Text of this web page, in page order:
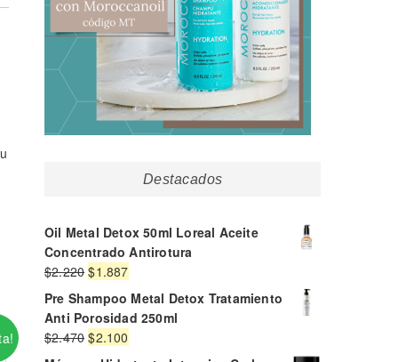
Destacados
Oil Metal Detox 50ml Loreal Aceite
Concentrado Antirotura
$2.220El
original
era:
$2.220.
$1.887El
precio
actual
es:
$1.887.
Pre Shampoo Metal Detox Tratamiento
Anti Porosidad 250ml
$2.470El
precio
$2.100